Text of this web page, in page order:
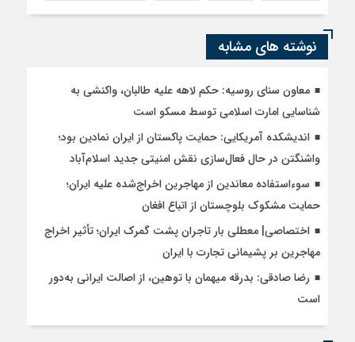
نوشته های مشابه
معاون سنای روسیه: حکم لاهه علیه طالبان، واکنشی به
شناسایی امارت اسلامی توسط مسکو است
اندیشکده آمریکایی: حمایت پاکستان از ایران نمادین بود؛
واشنگتن در حال فعال‌سازی نقش امنیتی جدید اسلام‌آباد
سوءاستفاده معاندین از مهاجرین اخراج‌شده علیه ایران؛
حمایت مشکوک بلوچستان از اتباع افغان
اختصاصی| معطلی بار تاجران پشت گمرک ایران؛ تأثیر اخراج
مهاجرین بر پشیمانی تجارت با ایران
رضا صادقی: بدرقه میهمان با توهین، از اصالت ایرانی به‌دور
است